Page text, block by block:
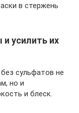
в стержень
усилить их
сульфатов не
но и
и блеск.